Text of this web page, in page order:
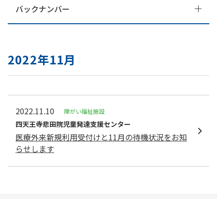
2022年11月
2022.11.10 障がい福祉施設
四天王寺悲⽥院児童発達⽀援センター
医療外来新規利用受付けと11月の待機状況をお知
らせします
バックナンバー